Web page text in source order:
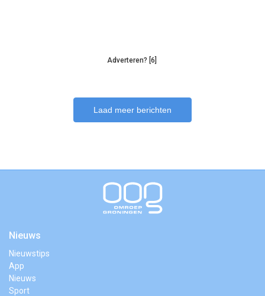
Adverteren? [6]
Laad meer berichten
Nieuws
Nieuwstips
App
Nieuws
Sport